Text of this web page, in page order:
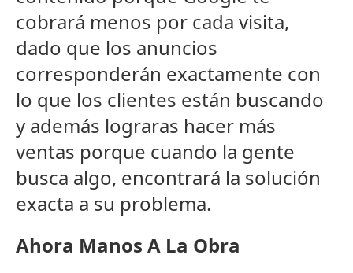
cobrará menos por cada visita,
dado que los anuncios
corresponderán exactamente con
lo que los clientes están buscando
y además lograras hacer más
ventas porque cuando la gente
busca algo, encontrará la solución
exacta a su problema.
Ahora Manos A La Obra